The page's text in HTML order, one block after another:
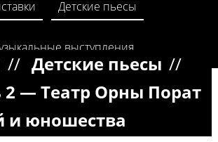
Детские пьесы
выступления
// Детские пьесы //
2 — Театр Орны Порат
и юношества